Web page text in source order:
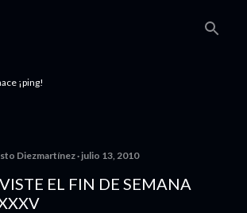
¡ping!
Diezmartínez julio 13, 2010
EL FIN DE SEMANA